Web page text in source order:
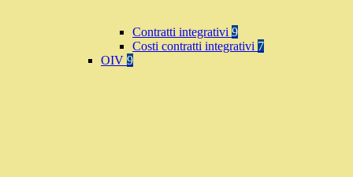
Contratti integrativi 9
Costi contratti integrativi 7
OIV 9